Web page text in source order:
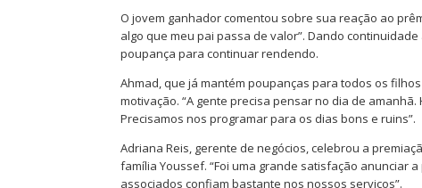
O jovem ganhador comentou sobre sua reação ao
algo que meu pai passa de valor”. Dando
poupança para continuar rendendo.
Ahmad, que já mantém poupanças para todos os
motivação. “A gente precisa pensar no dia de
Precisamos nos programar para os dias bons e ruins”.
Adriana Reis, gerente de negócios, celebrou a
família Youssef. “Foi uma grande satisfação anunciar
associados confiam bastante nos nossos serviços”.